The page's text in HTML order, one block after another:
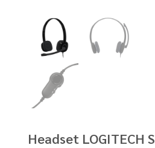
Headset LOGITECH